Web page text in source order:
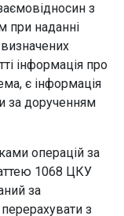
з
при наданні
інформація про
є інформація
за дорученням
операцій за
1068 ЦКУ
за
з